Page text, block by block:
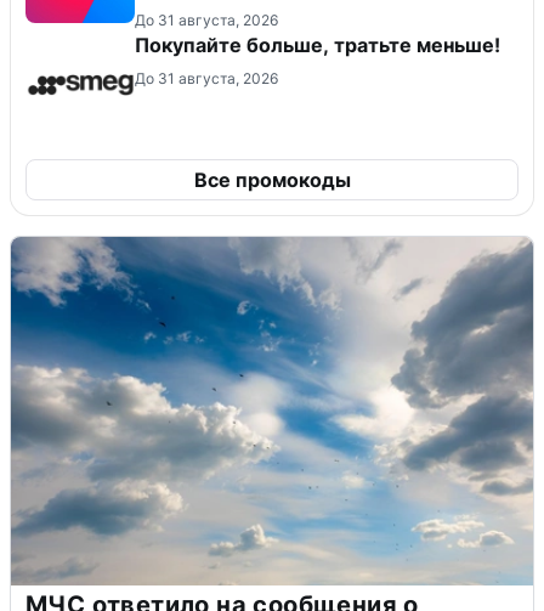
До 31 августа, 2026
Покупайте больше, тратьте меньше!
До 31 августа, 2026
Все промокоды
МЧС ответило на сообщения о